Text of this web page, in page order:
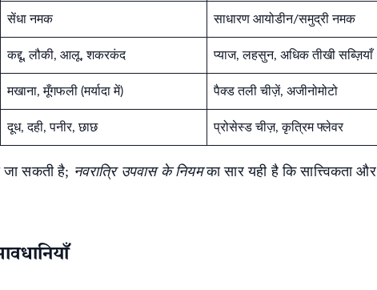
सेंधा नमक साधारण आयोडीन/समुद्री नमक
कद्दू, लौकी, आलू, शकरकंद प्याज, लहसुन, अधिक तीखी सब्ज़ियाँ
मखाना, मूँगफली (मर्यादा में) पैक्ड तली चीज़ें, अजीनोमोटो
दूध, दही, पनीर, छाछ प्रोसेस्ड चीज़, कृत्रिम फ्लेवर
जा सकती है; नवरात्रि उपवास के नियमका सार यही है कि सात्त्विकता और